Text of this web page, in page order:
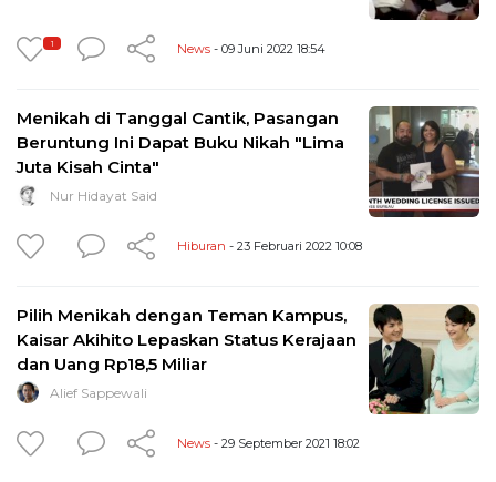
1 News - 09 Juni 2022 18:54
Menikah di Tanggal Cantik, Pasangan
Beruntung Ini Dapat Buku Nikah "Lima
Juta Kisah Cinta"
Nur Hidayat Said
Hiburan - 23 Februari 2022 10:08
Pilih Menikah dengan Teman Kampus,
Kaisar Akihito Lepaskan Status Kerajaan
dan Uang Rp18,5 Miliar
Alief Sappewali
News - 29 September 2021 18:02